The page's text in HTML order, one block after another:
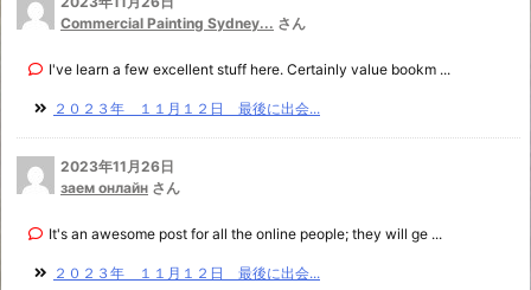
Commercial Painting Sydney... さん
I've learn a few excellent stuff here. Certainly value bookm ...
２０２３年 １１月１２日 最後に出会...
2023年11月26日
заем онлайн さん
It's an awesome post for all the online people; they will ge ...
２０２３年 １１月１２日 最後に出会...